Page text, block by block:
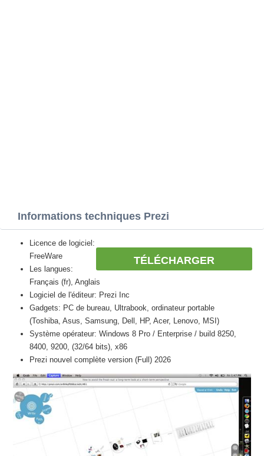
Informations techniques Prezi
TÉLÉCHARGER
Licence de logiciel:
FreeWare
Les langues:
Français (fr), Anglais
Logiciel de l'éditeur: Prezi Inc
Gadgets: PC de bureau, Ultrabook, ordinateur portable
(Toshiba, Asus, Samsung, Dell, HP, Acer, Lenovo, MSI)
Système opérateur: Windows 8 Pro / Enterprise / build 8250,
8400, 9200, (32/64 bits), x86
Prezi nouvel complète version (Full) 2026